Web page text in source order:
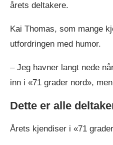
årets deltakere.
Kai Thomas, som mange
utfordringen med humor.
– Jeg havner langt nede
inn i «71 grader nord»,
Dette er alle
Årets kjendiser i «71